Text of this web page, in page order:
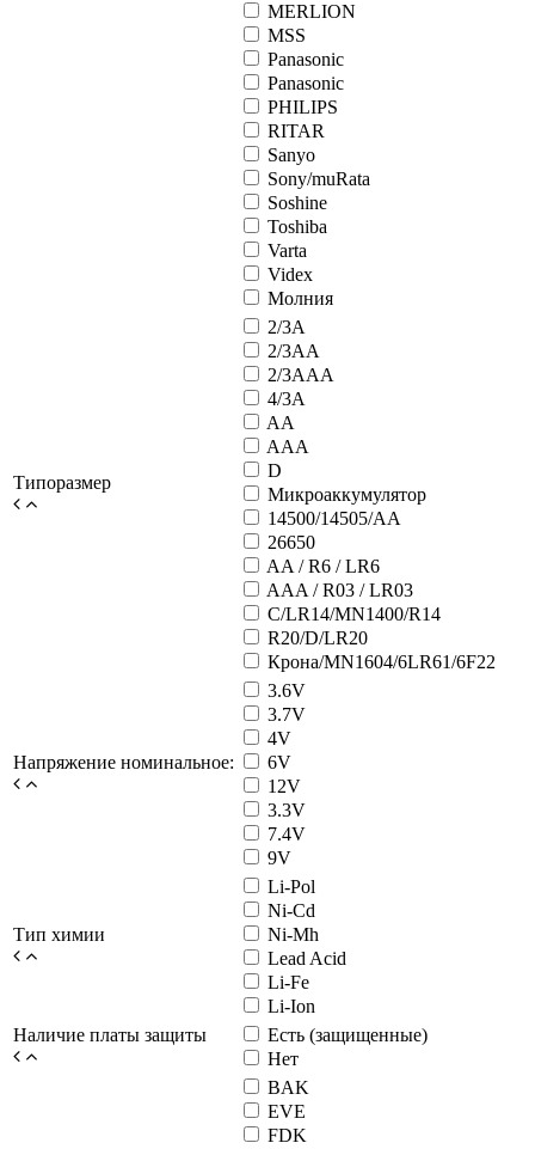
MERLION
MSS
Panasonic
Panasonic
PHILIPS
RITAR
Sanyo
Sony/muRata
Soshine
Toshiba
Varta
Videx
Молния
Типоразмер
2/3A
2/3AA
2/3AAA
4/3A
AA
AAA
D
Микроаккумулятор
14500/14505/AA
26650
AA / R6 / LR6
AAA / R03 / LR03
C/LR14/MN1400/R14
R20/D/LR20
Крона/MN1604/6LR61/6F22
Напряжение номинальное:
3.6V
3.7V
4V
6V
12V
3.3V
7.4V
9V
Тип химии
Li-Pol
Ni-Cd
Ni-Mh
Lead Acid
Li-Fe
Li-Ion
Наличие платы защиты
Есть (защищенные)
Нет
BAK
EVE
FDK